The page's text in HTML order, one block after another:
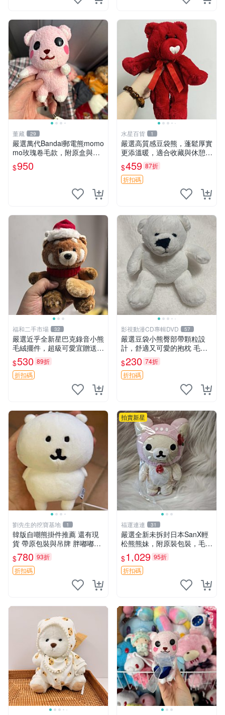
董藏 29
嚴選萬代Bandai郵電熊momo
mo玫瑰卷毛款，附原盒與吊
牌，粉嫩可愛入手即柔軟～
玫瑰卷毛 郵電熊 正品
$950
水星百貨 1
嚴選高質感豆袋熊，蓬鬆厚實
更添溫暖，適合收藏與休憩。
前胸填充飽滿，背部亦具優雅
設計。 豆袋熊 保暖 溫柔 蓬
松
$459 87折
折扣碼
福和二手市場 32
嚴選近乎全新星巴克錄音小熊
毛絨擺件，超級可愛宜贈送掛
飾 錄音小熊 毛絨擺件 贈品
$530 89折
折扣碼
影視動漫CD專輯DVD 57
嚴選豆袋小熊臀部帶顆粒設
計，舒適又可愛的抱枕 毛絨
抱枕、臀部按摩、坐墊
$230 74折
折扣碼
劉先生的挖寶基地 1
韓版自嘲熊掛件推薦 還有現
貨 帶原包裝與吊牌 胖嘟嘟超
可愛 毛絨手感佳 小熊掛件 自
嘲抱枕 小熊抱枕
$780 93折
折扣碼
拍賣新星
福運連連 31
嚴選全新未拆封日本SanX輕
松熊熊妹，附原裝包裝，毛絨
質地極佳，細膩可愛，推薦收
藏兼送禮，適合女性好友或家
人，限量釋出。鬆熊、熊玩
$1,029 95折
折扣碼